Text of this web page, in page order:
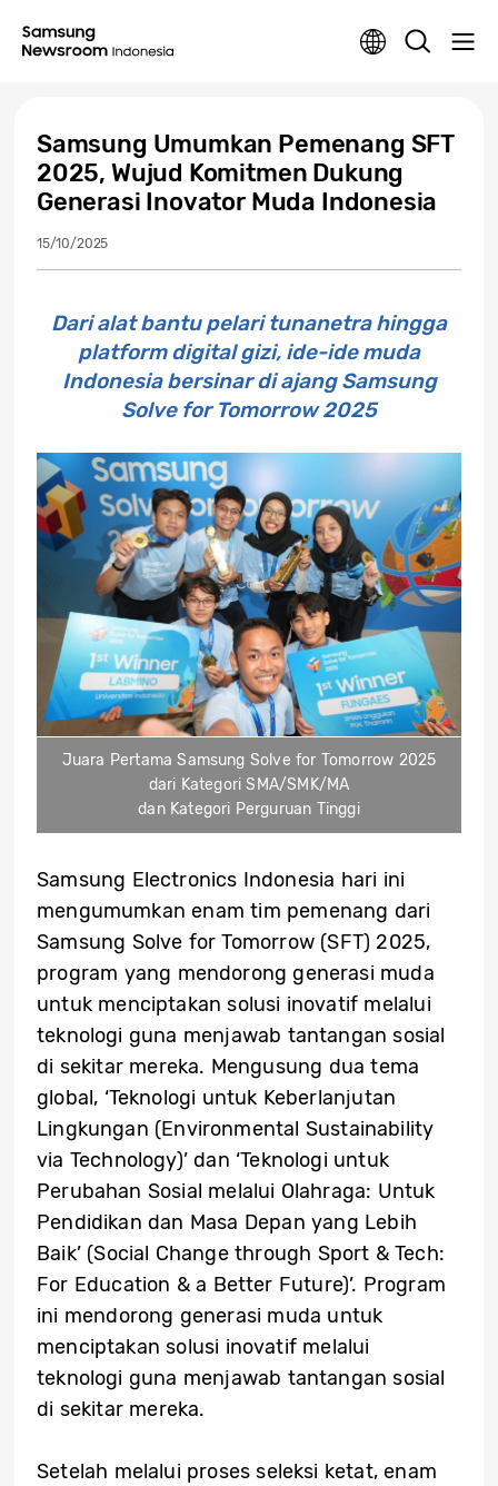
Samsung Umumkan Pemenang SFT
2025, Wujud Komitmen Dukung
Generasi Inovator Muda Indonesia
15/10/2025
Dari alat bantu pelari tunanetra hingga
platform digital gizi, ide-ide muda
Indonesia bersinar di ajang Samsung
Solve for Tomorrow 2025
Juara Pertama Samsung Solve for Tomorrow 2025
dari Kategori SMA/SMK/MA
dan Kategori Perguruan Tinggi
Samsung Electronics Indonesia hari ini
mengumumkan enam tim pemenang dari
Samsung Solve for Tomorrow (SFT) 2025,
program yang mendorong generasi muda
untuk menciptakan solusi inovatif melalui
teknologi guna menjawab tantangan sosial
di sekitar mereka. Mengusung dua tema
global, ‘Teknologi untuk Keberlanjutan
Lingkungan (Environmental Sustainability
via Technology)’ dan ‘Teknologi untuk
Perubahan Sosial melalui Olahraga: Untuk
Pendidikan dan Masa Depan yang Lebih
Baik’ (Social Change through Sport & Tech:
For Education & a Better Future)’. Program
ini mendorong generasi muda untuk
menciptakan solusi inovatif melalui
teknologi guna menjawab tantangan sosial
di sekitar mereka.
Setelah melalui proses seleksi ketat, enam